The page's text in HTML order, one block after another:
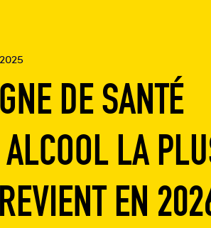
DE SANTÉ
LA
EN